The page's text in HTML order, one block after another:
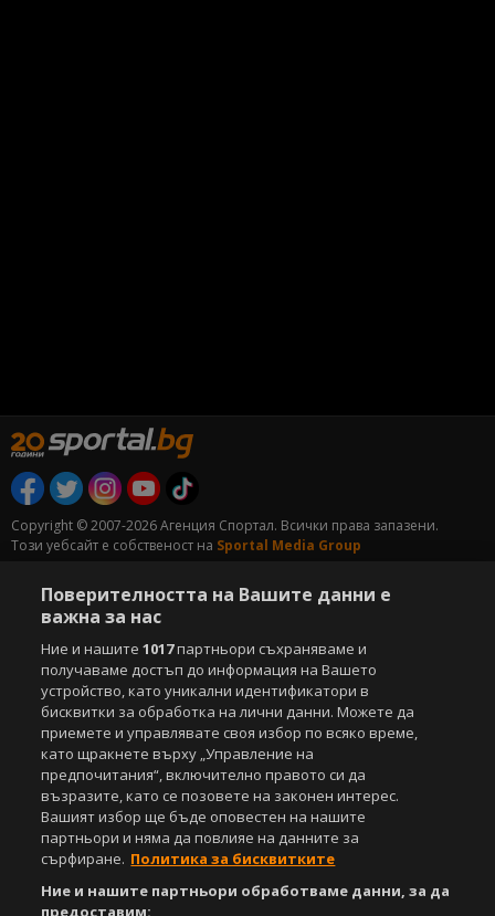
Copyright © 2007-2026 Агенция Спортал. Всички права запазени.
Този уебсайт е собственост на Sportal Media Group
За нас Екип За рекламa
Общи условия
Етични правила на НСС
Съдържанието на този уеб сайт и технологиите, използвани в него, са
под закрила на Закона за авторското право и сродните му права.
Всички статии, репортажи, интервюта и други текстови, графични и
видео материали, публикувани в сайта, са собственост на Агенция
Спортал, освен ако изрично е посочено друго. Допуска се
публикуване на текстови материали само след писмено съгласие на
Агенция Спортал, посочване на източника и добавяне на линк към
www.sportal.bg. Използването на графични и видео материали,
публикувани в сайта, е строго забранено. Нарушителите ще бъдат
санкционирани с цялата строгост на закона.
СвалиБЕЗПЛАТНОТОприложение за:
Поверителността на Вашите данни е
важна за нас
Ние и нашите1017партньори съхраняваме и
получаваме достъп до информация на Вашето
устройство, като уникални идентификатори в
бисквитки за обработка на лични данни. Можете да
приемете и управлявате своя избор по всяко време,
като щракнете върху „Управление на
предпочитания“, включително правото си да
възразите, като се позовете на законен интерес.
Вашият избор ще бъде оповестен на нашите
партньори и няма да повлияе на данните за
сърфиране. Политика за бисквитките
Ние и нашите партньори обработваме данни, за да
предоставим: